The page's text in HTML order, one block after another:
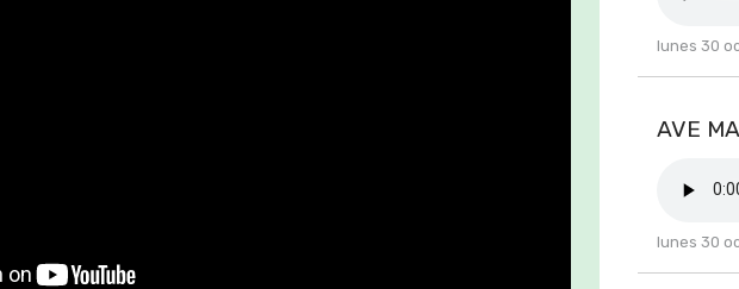
lunes 30
AVE
lunes 30